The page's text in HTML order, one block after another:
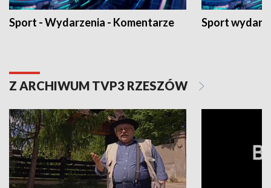
Sport - Wydarzenia - Komentarze Sport
Z ARCHIWUM TVP3 RZESZÓW